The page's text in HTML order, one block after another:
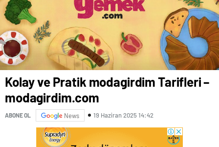
Kolay ve Pratik modagirdim Tarifleri –
modagirdim.com
ABONE OL News 19 Haziran 2025 14:42